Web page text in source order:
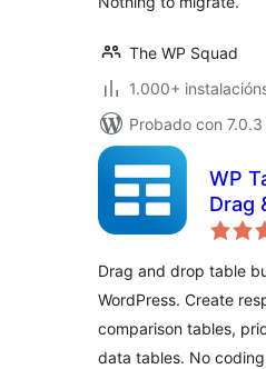
The WP Squad
1.000+
Probado con 7.0.3
WP
Drag
Drag and drop table
WordPress. Create
comparison tables,
data tables. No